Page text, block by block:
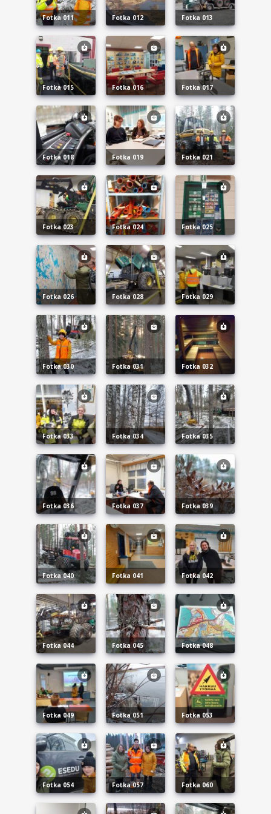
fotka 011 fotka 012 fotka 013
fotka 015 fotka 016 fotka 017
fotka 018 fotka 019 fotka 021
fotka 023 fotka 024 fotka 025
fotka 026 fotka 028 fotka 029
fotka 030 fotka 031 fotka 032
fotka 033 fotka 034 fotka 035
fotka 036 fotka 037 fotka 039
fotka 040 fotka 041 fotka 042
fotka 044 fotka 045 fotka 048
fotka 049 fotka 051 fotka 053
fotka 054 fotka 057 fotka 060